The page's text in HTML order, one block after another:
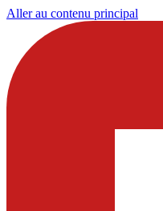
Aller au contenu principal